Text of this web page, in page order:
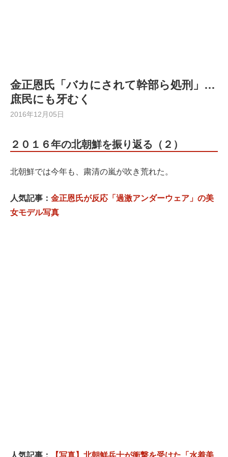
金正恩氏「バカにされて幹部ら処刑」…
庶民にも牙むく
2016年12月05日
２０１６年の北朝鮮を振り返る（２）
北朝鮮では今年も、粛清の嵐が吹き荒れた。
人気記事： 金正恩氏が反応「過激アンダーウェア」の美
女モデル写真
人気記事： 【写真】北朝鮮兵士が衝撃を受けた「水着美